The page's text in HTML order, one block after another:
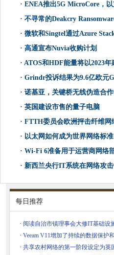
· ENEA推出5G MicroCore，
· 不寻常的Deakcry
· 微软和Singtel通过Azure
· 高通宣布Nuvia收购计划
· ATOS和HDF能量将以2023
· Grindr投诉结果为9.6亿欧元
· 诺基亚，关键桥无线伪造合
· 英国建设市售的量子电脑
· FTTH委员会欧洲抨击纤维网
· 以太网如何成为世界网络标准
· Wi-Fi 6准备用于运营商网络
· 新西兰央行IT系统在网络攻
每日推荐
· 阅读自治市镇理事会大修IT基础设
· Veeam V11增加了持续的数据保护
· 共享农村网络的第一阶段设定为英